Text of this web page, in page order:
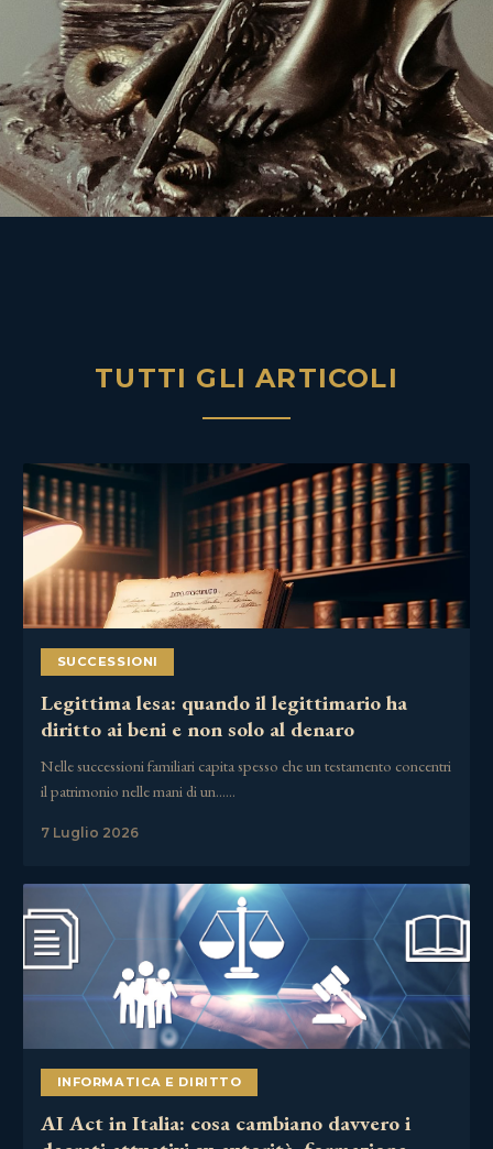
TUTTI GLI ARTICOLI
SUCCESSIONI
Legittima lesa: quando il legittimario ha
diritto ai beni e non solo al denaro
Nelle successioni familiari capita spesso che un testamento concentri
il patrimonio nelle mani di un……
7 Luglio 2026
INFORMATICA E DIRITTO
AI Act in Italia: cosa cambiano davvero i